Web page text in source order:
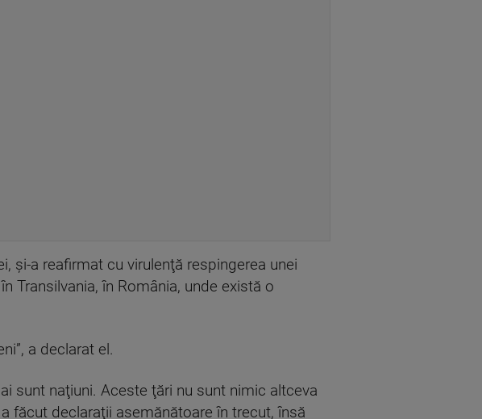
şi-a reafirmat cu virulenţă respingerea unei
Transilvania, în România, unde există o
a declarat el.
sunt naţiuni. Aceste ţări nu sunt nimic altceva
făcut declaraţii asemănătoare în trecut, însă